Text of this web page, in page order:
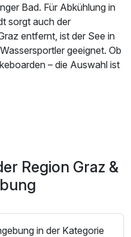
Bad. Für Abkühlung in
sorgt auch der
entfernt, ist der See in
geeignet. Ob
– die Auswahl ist
Region Graz &
in der Kategorie